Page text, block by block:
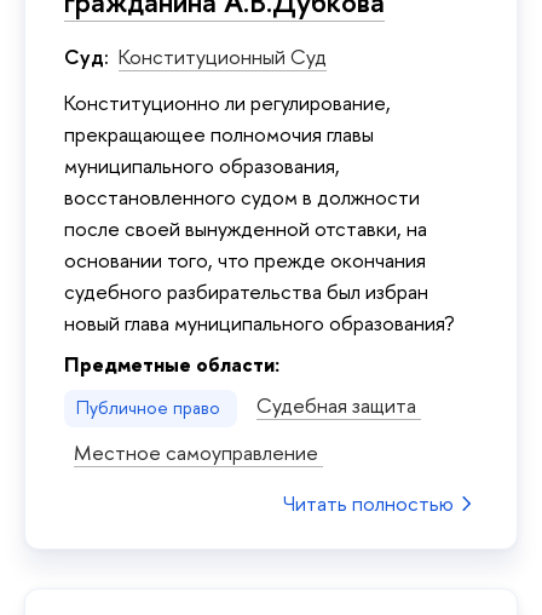
Суд: Конституционный Суд
Конституционно ли регулирование,
прекращающее полномочия главы
муниципального образования,
восстановленного судом в должности
после своей вынужденной отставки, на
основании того, что прежде окончания
судебного разбирательства был избран
новый глава муниципального образования?
Предметные области:
Публичное право
Судебная защита
Местное самоуправление
Читать полностью